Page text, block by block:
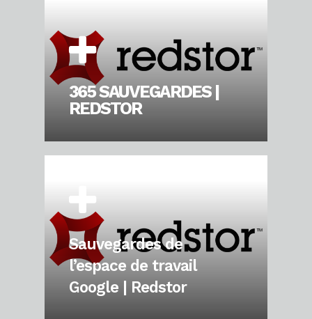
365 SAUVEGARDES |
REDSTOR
Sauvegardes de
l’espace de travail
Google | Redstor